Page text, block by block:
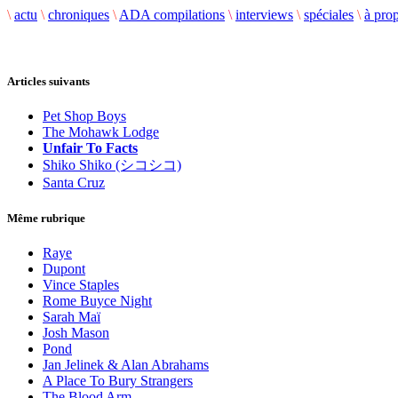
\ actu \ chroniques \ ADA compilations \ interviews \ spéciales \ à
Articles suivants
Pet Shop Boys
The Mohawk Lodge
Unfair To Facts
Shiko Shiko (シコシコ)
Santa Cruz
Même rubrique
Raye
Dupont
Vince Staples
Rome Buyce Night
Sarah Maï
Josh Mason
Pond
Jan Jelinek & Alan Abrahams
A Place To Bury Strangers